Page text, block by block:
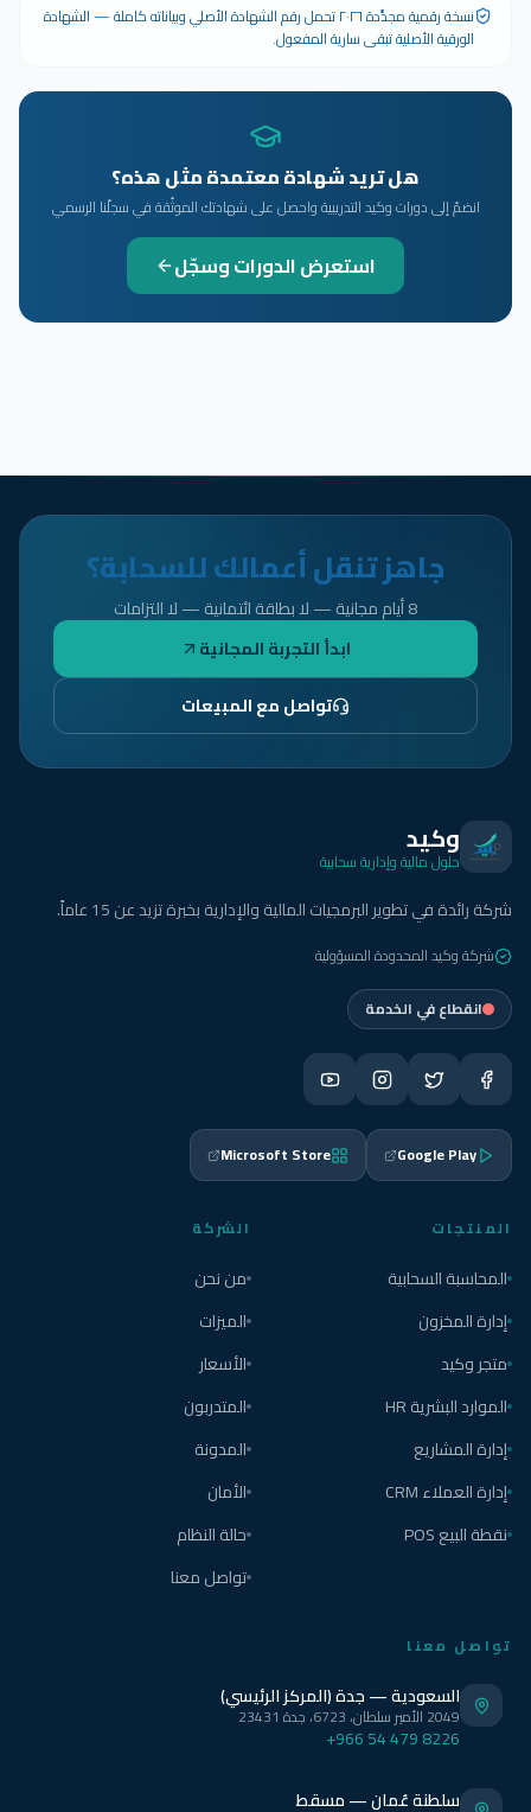
نسخة رقمية مجدَّدة ٢٠٢٦ تحمل رقم الشهادة الأصلي وبياناته كاملة — الشهادة
الورقية الأصلية تبقى سارية المفعول.
هل تريد شهادة معتمدة مثل هذه؟
انضمّ إلى دورات وكيد التدريبية واحصل على شهادتك الموثّقة في سجلّنا الرسمي
استعرض الدورات وسجّل
جاهز تنقل أعمالك للسحابة؟
8 أيام مجانية — لا بطاقة ائتمانية — لا التزامات
ابدأ التجربة المجانية
تواصل مع المبيعات
وكيد
حلول مالية وإدارية سحابية
شركة رائدة في تطوير البرمجيات المالية والإدارية بخبرة تزيد عن 15 عاماً.
شركة وكيد المحدودة المسؤولية
انقطاع في الخدمة
Google Play
Microsoft Store
المنتجات
المحاسبة السحابية
إدارة المخزون
متجر وكيد
الموارد البشرية HR
إدارة المشاريع
إدارة العملاء CRM
نقطة البيع POS
الشركة
من نحن
الميزات
الأسعار
المتدربون
المدونة
الأمان
حالة النظام
تواصل معنا
تواصل معنا
السعودية — جدة (المركز الرئيسي)
2049 الأمير سلطان، 6723، جدة 23431
+966 54 479 8226
سلطنة عُمان — مسقط